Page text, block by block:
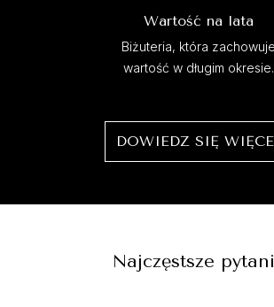
Wartość na lata
Biżuteria, która zachowuje
wartość w długim okresie.
DOWIEDZ SIĘ
Najczęstsze